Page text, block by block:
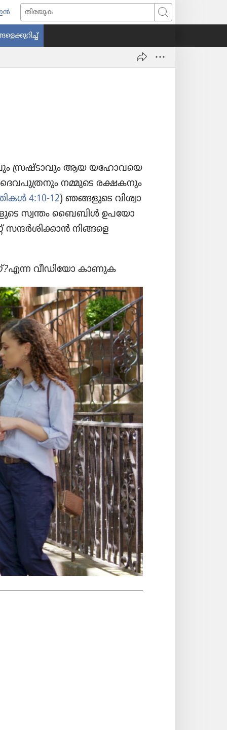
തിരയുക
സ്രഷ്ടാ​വും ആയ യഹോ​വ​യെ​
നമ്മുടെ രക്ഷകനും
4:10-12) ഞങ്ങളുടെ വിശ്വാ​
സ്വന്തം ബൈബിൾ ഉപയോ​
നിങ്ങളെ
എന്ന വീഡി​യോ കാണുക